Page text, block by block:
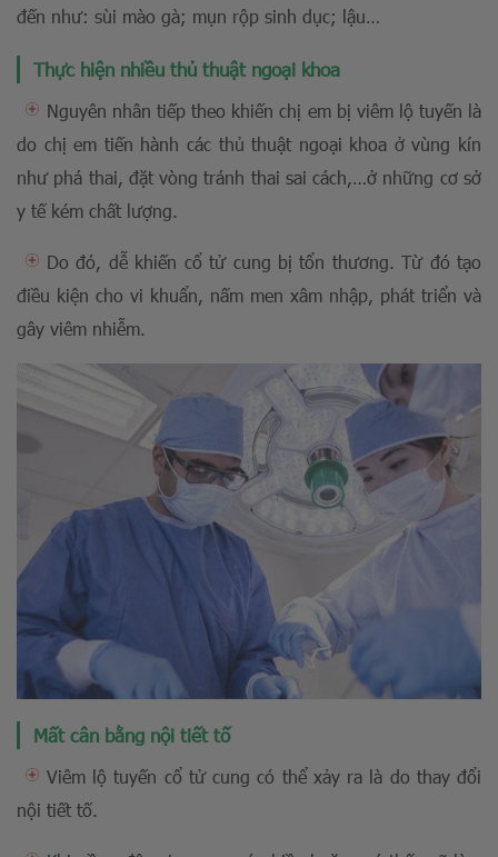
đến như: sùi mào gà; mụn rộp sinh dục; lậu…
Thực hiện nhiều thủ thuật ngoại khoa
Nguyên nhân tiếp theo khiến chị em bị viêm lộ tuyến là
do chị em tiến hành các thủ thuật ngoại khoa ở vùng kín
như phá thai, đặt vòng tránh thai sai cách,…ở những cơ sở
y tế kém chất lượng.
Do đó, dễ khiến cổ tử cung bị tổn thương. Từ đó tạo
điều kiện cho vi khuẩn, nấm men xâm nhập, phát triển và
gây viêm nhiễm.
Mất cân bằng nội tiết tố
Viêm lộ tuyến cổ tử cung có thể xảy ra là do thay đổi
nội tiết tố.